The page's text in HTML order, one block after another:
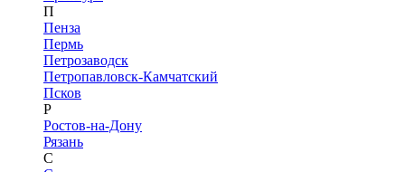
П
Пенза
Пермь
Петрозаводск
Петропавловск-Камчатский
Псков
Р
Ростов-на-Дону
Рязань
С